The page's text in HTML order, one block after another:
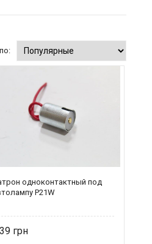
одноконтактный под
P21W